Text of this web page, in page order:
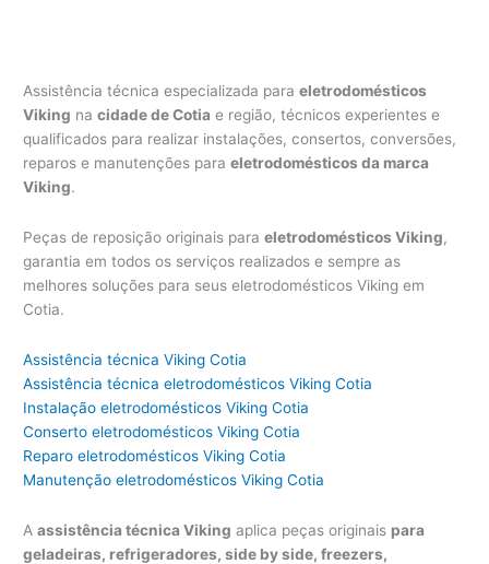
Assistência técnica especializada paraeletrodomésticos
Viking nacidade de Cotia e região, técnicos experientes e
qualificados para realizar instalações, consertos, conversões,
reparos e manutenções paraeletrodomésticos da marca
Viking.
Peças de reposição originais paraeletrodomésticos Viking,
garantia em todos os serviços realizados e sempre as
melhores soluções para seus eletrodomésticos Viking em
Cotia.
Assistência técnica Viking Cotia
Assistência técnica eletrodomésticos Viking Cotia
Instalação eletrodomésticos Viking Cotia
Conserto eletrodomésticos Viking Cotia
Reparo eletrodomésticos Viking Cotia
Manutenção eletrodomésticos Viking Cotia
Aassistência técnica Viking aplica peças originais para
geladeiras, refrigeradores, side by side, freezers,